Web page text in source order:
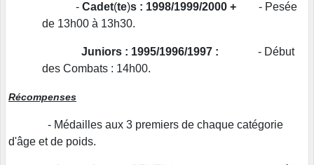
- Cadet(te)s : 1998/1999/2000 + - Pesée
de 13h00 à 13h30.
Juniors : 1995/1996/1997 : - Début
des Combats : 14h00.
Récompenses
- Médailles aux 3 premiers de chaque catégorie
d'âge et de poids.